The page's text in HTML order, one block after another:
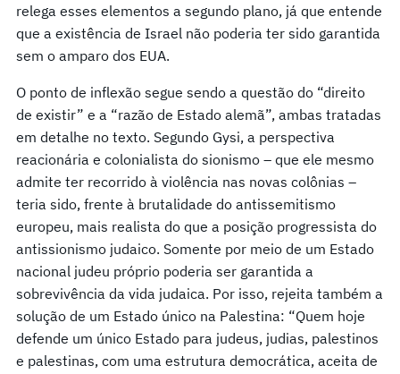
relega esses elementos a segundo plano, já que entende
que a existência de Israel não poderia ter sido garantida
sem o amparo dos EUA.
O ponto de inflexão segue sendo a questão do “direito
de existir” e a “razão de Estado alemã”, ambas tratadas
em detalhe no texto. Segundo Gysi, a perspectiva
reacionária e colonialista do sionismo – que ele mesmo
admite ter recorrido à violência nas novas colônias –
teria sido, frente à brutalidade do antissemitismo
europeu, mais realista do que a posição progressista do
antissionismo judaico. Somente por meio de um Estado
nacional judeu próprio poderia ser garantida a
sobrevivência da vida judaica. Por isso, rejeita também a
solução de um Estado único na Palestina: “Quem hoje
defende um único Estado para judeus, judias, palestinos
e palestinas, com uma estrutura democrática, aceita de